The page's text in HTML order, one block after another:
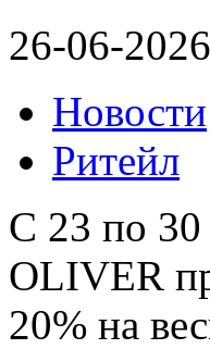
26-06-2026
Новости
Ритейл
С 23 по
OLIVER
20% на